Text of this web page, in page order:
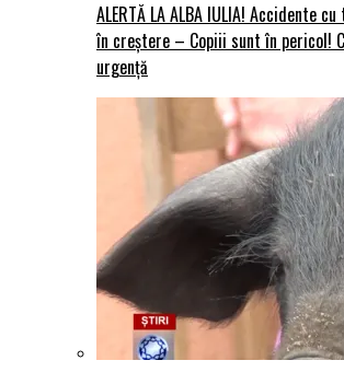
ALERTĂ LA ALBA IULIA! Accidente
în creștere – Copiii sunt în pericol!
urgență